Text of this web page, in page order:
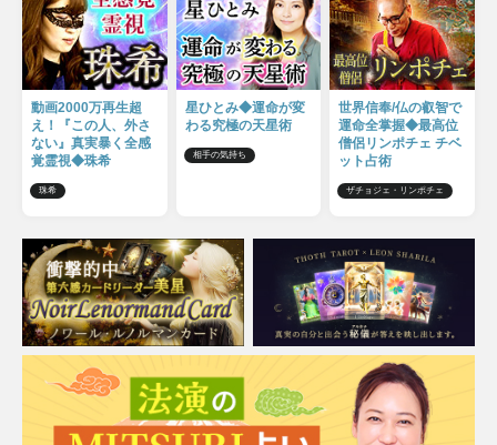
動画2000万再生超
え！『この人、外さ
ない』真実暴く全感
覚霊視◆珠希
珠希
星ひとみ◆運命が変
わる究極の天星術
相手の気持ち
世界信奉/仏の叡智で
運命全掌握◆最高位
僧侶リンポチェ チベ
ット占術
ザチョジェ・リンポチェ